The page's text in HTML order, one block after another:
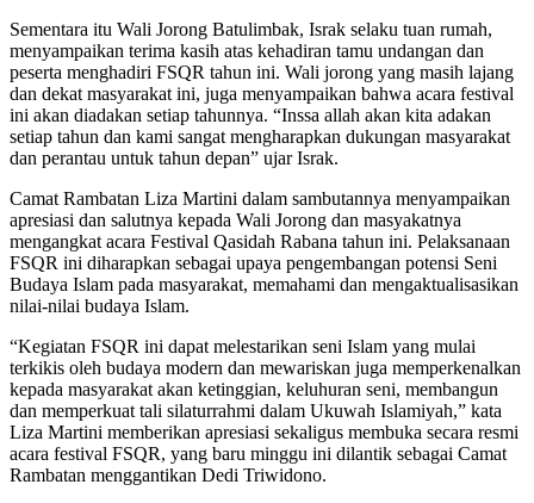
Sementara itu Wali Jorong Batulimbak, Israk selaku tuan rumah,
menyampaikan terima kasih atas kehadiran tamu undangan dan
peserta menghadiri FSQR tahun ini. Wali jorong yang masih lajang
dan dekat masyarakat ini, juga menyampaikan bahwa acara festival
ini akan diadakan setiap tahunnya. “Inssa allah akan kita adakan
setiap tahun dan kami sangat mengharapkan dukungan masyarakat
dan perantau untuk tahun depan” ujar Israk.
Camat Rambatan Liza Martini dalam sambutannya menyampaikan
apresiasi dan salutnya kepada Wali Jorong dan masyakatnya
mengangkat acara Festival Qasidah Rabana tahun ini. Pelaksanaan
FSQR ini diharapkan sebagai upaya pengembangan potensi Seni
Budaya Islam pada masyarakat, memahami dan mengaktualisasikan
nilai-nilai budaya Islam.
“Kegiatan FSQR ini dapat melestarikan seni Islam yang mulai
terkikis oleh budaya modern dan mewariskan juga memperkenalkan
kepada masyarakat akan ketinggian, keluhuran seni, membangun
dan memperkuat tali silaturrahmi dalam Ukuwah Islamiyah,” kata
Liza Martini memberikan apresiasi sekaligus membuka secara resmi
acara festival FSQR, yang baru minggu ini dilantik sebagai Camat
Rambatan menggantikan Dedi Triwidono.